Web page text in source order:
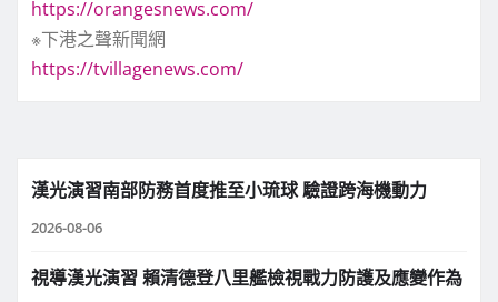
https://orangesnews.com/
※下港之聲新聞網
https://tvillagenews.com/
漢光演習南部防務首度推至小琉球 驗證跨海機動力
2026-08-06
視導漢光演習 賴清德登八里艦檢視戰力防護及應變作為